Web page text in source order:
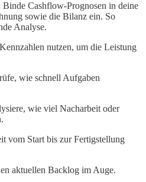
Binde Cashflow-Prognosen in deine
sowie die Bilanz ein. So
Analyse.
nutzen, um die Leistung
wie schnell Aufgaben
wie viel Nacharbeit oder
vom Start bis zur Fertigstellung
aktuellen Backlog im Auge.